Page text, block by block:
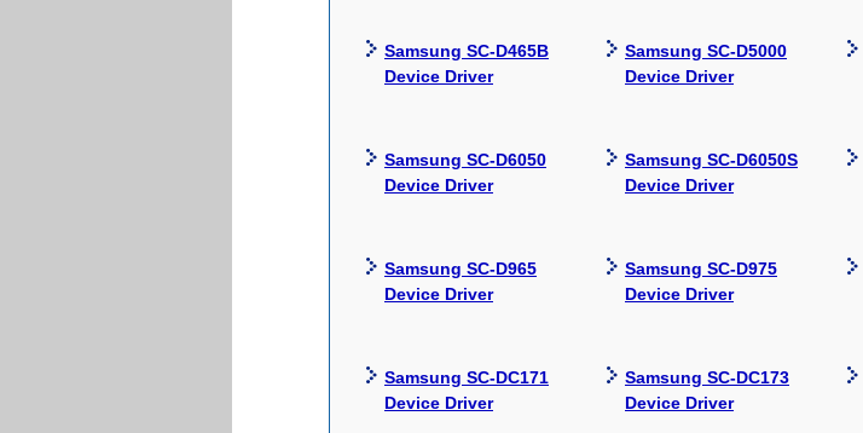
Samsung SC-D465B
Device Driver
Samsung SC-D5000
Device Driver
Samsung SC-D6050
Device Driver
Samsung SC-D6050S
Device Driver
Samsung SC-D965
Device Driver
Samsung SC-D975
Device Driver
Samsung SC-DC171
Device Driver
Samsung SC-DC173
Device Driver